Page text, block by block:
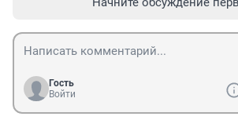
Гость
Войти